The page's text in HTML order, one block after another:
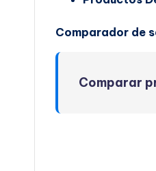
Comparador de
Comparar